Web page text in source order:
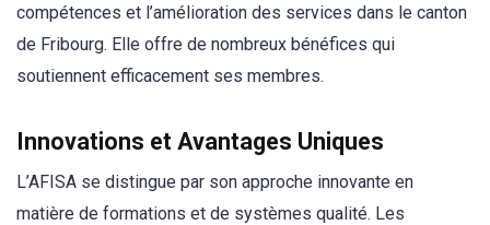
compétences et l’amélioration des services dans le canton
de Fribourg. Elle offre de nombreux bénéfices qui
soutiennent efficacement ses membres.
Innovations et Avantages Uniques
L’AFISA se distingue par son approche innovante en
matière de formations et de systèmes qualité. Les